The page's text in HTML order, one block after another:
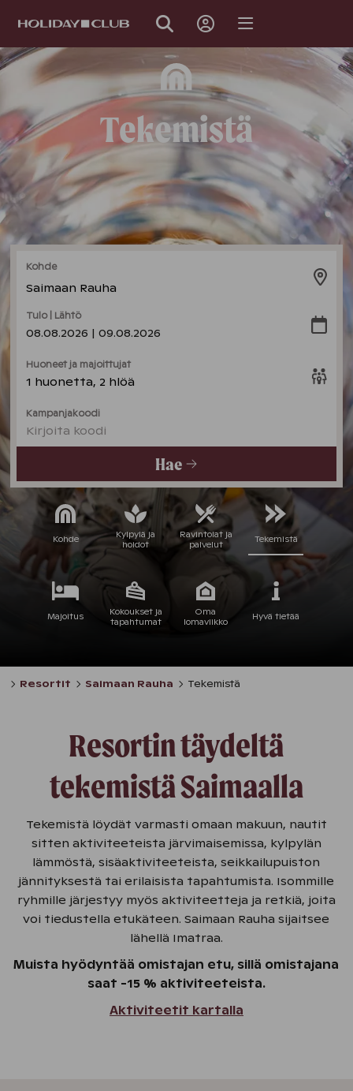
Kohde
Saimaan Rauha
Huoneet ja majoittujat
1 huonetta, 2 hlöä
Tulo | Lähtö
08.08.2026 | 09.08.2026
Kampanjakoodi
Kirjoita koodi
Hae
Tekemistä
Kohde
Kylpylä ja
hoidot
Ravintolat ja
palvelut
Tekemistä
Majoitus
Kokoukset ja
tapahtumat
Oma
lomaviikko
Hyvä tietää
Resortit Saimaan Rauha Tekemistä
Resortin täydeltä
tekemistä Saimaalla
Tekemistä löydät varmasti omaan makuun, nautit
sitten aktiviteeteista järvimaisemissa, kylpylän
lämmöstä, sisäaktiviteeteista, seikkailupuiston
jännityksestä tai erilaisista tapahtumista. Isommille
ryhmille järjestyy myös aktiviteetteja ja retkiä, joita
voi tiedustella etukäteen. Saimaan Rauha sijaitsee
lähellä Imatraa.
Muista hyödyntää omistajan etu, sillä omistajana
saat -15 % aktiviteeteista.
Aktiviteetit kartalla